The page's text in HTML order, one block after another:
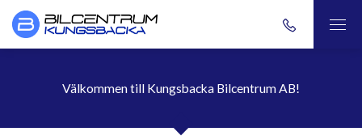
Välkommen till Kungsbacka Bilcentrum AB!